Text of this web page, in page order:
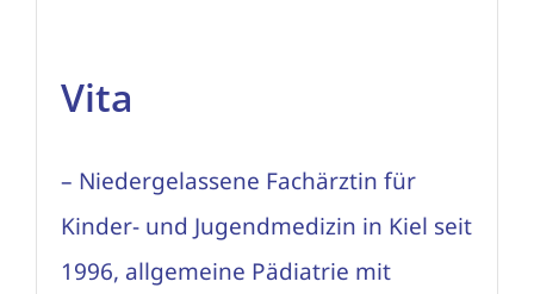
Vita
– Niedergelassene Fachärztin für
Kinder- und Jugendmedizin in Kiel seit
1996, allgemeine Pädiatrie mit